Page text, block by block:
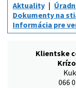
Aktuality
Dokumenty na
Informácia pre
Klientske
066